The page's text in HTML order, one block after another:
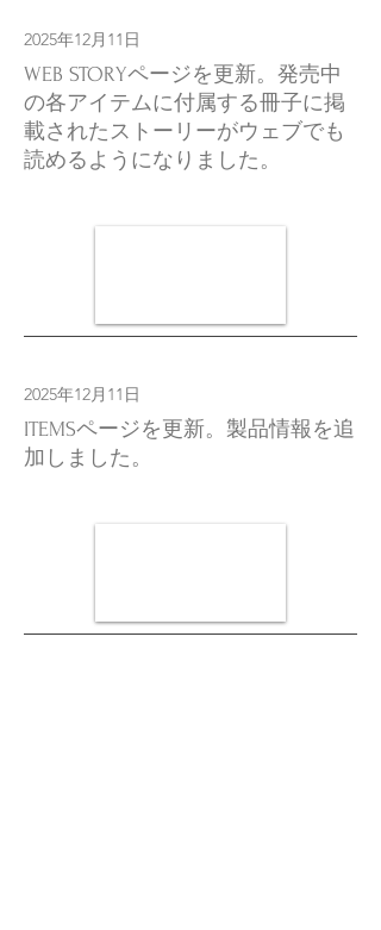
2025年12月11日
WEB STORYページを更新。発売中
の各アイテムに付属する冊子に掲
載されたストーリーがウェブでも
読めるようになりました。
2025年12月11日
ITEMSページを更新。製品情報を追
加しました。